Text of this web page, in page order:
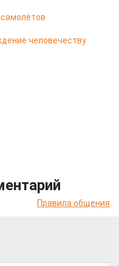
человечеству
Правила общения